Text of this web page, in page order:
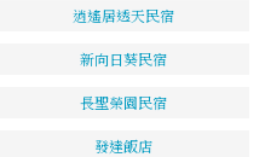
逍遙居透天民宿
新向日葵民宿
長聖榮園民宿
發達飯店